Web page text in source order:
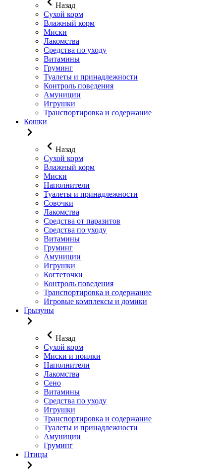
Назад
Сухой корм
Влажный корм
Миски
Лакомства
Средства по уходу
Витамины
Груминг
Туалеты и принадлежности
Контроль поведения
Амуниции
Игрушки
Транспортировка и содержание
Кошки
Назад
Сухой корм
Влажный корм
Миски
Наполнители
Туалеты и принадлежности
Совочки
Лакомства
Средства от паразитов
Средства по уходу
Витамины
Груминг
Амуниции
Игрушки
Когтеточки
Контроль поведения
Транспортировка и содержание
Игровые комплексы и домики
Грызуны
Назад
Сухой корм
Миски и поилки
Наполнители
Лакомства
Сено
Витамины
Средства по уходу
Игрушки
Транспортировка и содержание
Туалеты и принадлежности
Амуниции
Груминг
Птицы